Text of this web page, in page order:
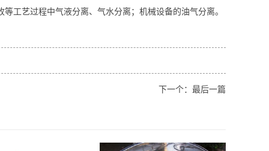
工艺过程中气液分离、气水分离；机械设备的油气分离。
下一个：最后一篇